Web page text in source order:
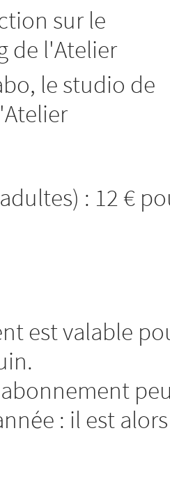
sur le
de l'Atelier
le studio de
: 12 €
est valable
: il est